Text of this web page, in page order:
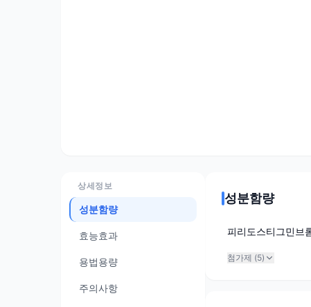
상세정보
성분함량
효능효과
용법용량
주의사항
성분함량
피리도스티그민브
첨가제 (5)